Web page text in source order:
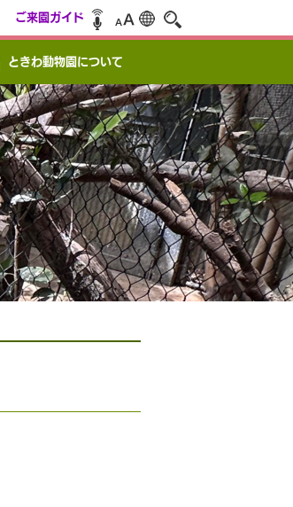
ご来園ガイド
ときわ動物園について